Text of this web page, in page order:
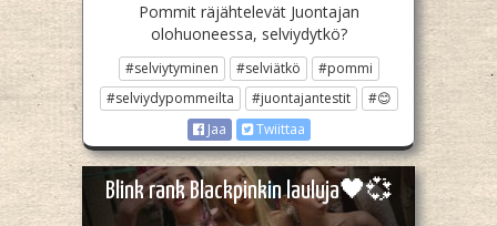
Pommit räjähtelevät Juontajan
olohuoneessa, selviydytkö?
#selviytyminen #selviätkö
#pommi
#selviydypommeilta
#juontajantestit
#😊
Jaa
Twiittaa
Blink rank Blackpinkin lauluja🖤💞